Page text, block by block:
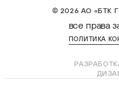
© 2026 АО «БТК
все права
ПОЛИТИКА